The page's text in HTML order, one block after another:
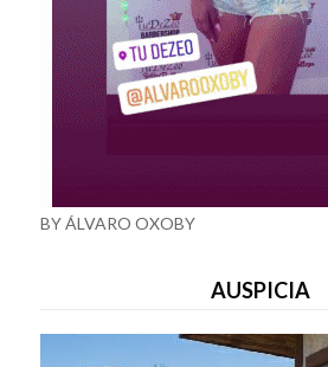
BY ÁLVARO OXOBY
AUSPICIA